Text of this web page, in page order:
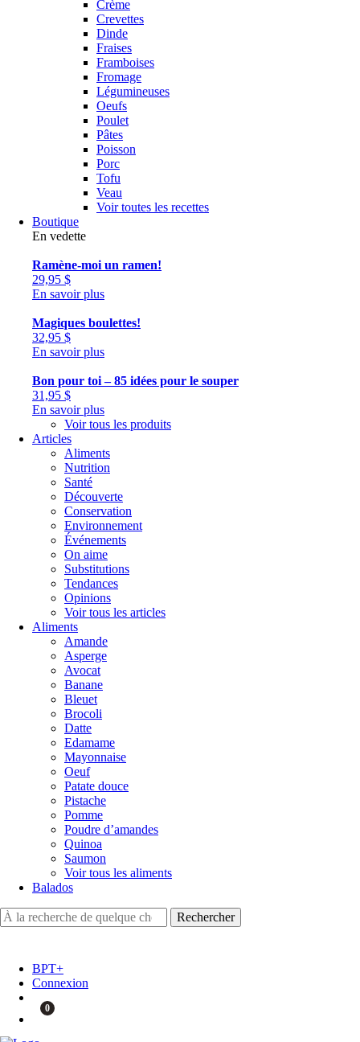
Crème
Crevettes
Dinde
Fraises
Framboises
Fromage
Légumineuses
Oeufs
Poulet
Pâtes
Poisson
Porc
Tofu
Veau
Voir toutes les recettes
Boutique
En vedette
Ramène-moi un ramen!
29,95 $
En savoir plus
Magiques boulettes!
32,95 $
En savoir plus
Bon pour toi – 85 idées pour le souper
31,95 $
En savoir plus
Voir tous les produits
Articles
Aliments
Nutrition
Santé
Découverte
Conservation
Environnement
Événements
On aime
Substitutions
Tendances
Opinions
Voir tous les articles
Aliments
Amande
Asperge
Avocat
Banane
Bleuet
Brocoli
Datte
Edamame
Mayonnaise
Oeuf
Patate douce
Pistache
Pomme
Poudre d’amandes
Quinoa
Saumon
Voir tous les aliments
Balados
BPT+
Connexion
0